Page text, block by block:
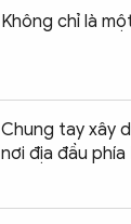
Không chỉ là
Chung tay xây
nơi địa đầu